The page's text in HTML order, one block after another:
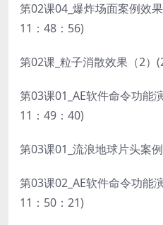
第02课04_爆炸场面案例效
11：48：56)
第02课_粒子消散效果（2）
第03课01_AE软件命令功能
11：49：40)
第03课01_流浪地球片头案
第03课02_AE软件命令功能
11：50：21)